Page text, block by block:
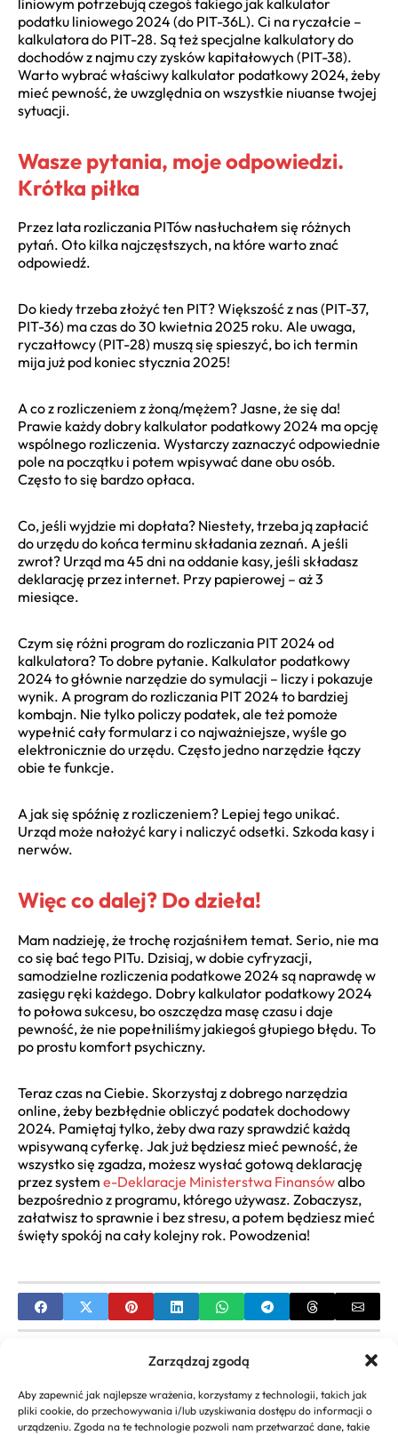
Zarządzaj zgodą
Aby zapewnić jak najlepsze wrażenia, korzystamy z technologii, takich jak
pliki cookie, do przechowywania i/lub uzyskiwania dostępu do informacji o
urządzeniu. Zgoda na te technologie pozwoli nam przetwarzać dane, takie
podatku liniowego 2024 (do PIT-36L). Ci na ryczałcie –
kalkulatora do PIT-28. Są też specjalne kalkulatory do
dochodów z najmu czy zysków kapitałowych (PIT-38).
Warto wybrać właściwy kalkulator podatkowy 2024, żeby
mieć pewność, że uwzględnia on wszystkie niuanse twojej
sytuacji.
Wasze pytania, moje odpowiedzi.
Krótka piłka
Przez lata rozliczania PITów nasłuchałem się różnych
pytań. Oto kilka najczęstszych, na które warto znać
odpowiedź.
Do kiedy trzeba złożyć ten PIT? Większość z nas (PIT-37,
PIT-36) ma czas do 30 kwietnia 2025 roku. Ale uwaga,
ryczałtowcy (PIT-28) muszą się spieszyć, bo ich termin
mija już pod koniec stycznia 2025!
A co z rozliczeniem z żoną/mężem? Jasne, że się da!
Prawie każdy dobry kalkulator podatkowy 2024 ma opcję
wspólnego rozliczenia. Wystarczy zaznaczyć odpowiednie
pole na początku i potem wpisywać dane obu osób.
Często to się bardzo opłaca.
Co, jeśli wyjdzie mi dopłata? Niestety, trzeba ją zapłacić
do urzędu do końca terminu składania zeznań. A jeśli
zwrot? Urząd ma 45 dni na oddanie kasy, jeśli składasz
deklarację przez internet. Przy papierowej – aż 3
miesiące.
Czym się różni program do rozliczania PIT 2024 od
kalkulatora? To dobre pytanie. Kalkulator podatkowy
2024 to głównie narzędzie do symulacji – liczy i pokazuje
wynik. A program do rozliczania PIT 2024 to bardziej
kombajn. Nie tylko policzy podatek, ale też pomoże
wypełnić cały formularz i co najważniejsze, wyśle go
elektronicznie do urzędu. Często jedno narzędzie łączy
obie te funkcje.
A jak się spóźnię z rozliczeniem? Lepiej tego unikać.
Urząd może nałożyć kary i naliczyć odsetki. Szkoda kasy i
nerwów.
Więc co dalej? Do dzieła!
Mam nadzieję, że trochę rozjaśniłem temat. Serio, nie ma
co się bać tego PITu. Dzisiaj, w dobie cyfryzacji,
samodzielne rozliczenia podatkowe 2024 są naprawdę w
zasięgu ręki każdego. Dobry kalkulator podatkowy 2024
to połowa sukcesu, bo oszczędza masę czasu i daje
pewność, że nie popełniliśmy jakiegoś głupiego błędu. To
po prostu komfort psychiczny.
Teraz czas na Ciebie. Skorzystaj z dobrego narzędzia
online, żeby bezbłędnie obliczyć podatek dochodowy
2024. Pamiętaj tylko, żeby dwa razy sprawdzić każdą
wpisywaną cyferkę. Jak już będziesz mieć pewność, że
wszystko się zgadza, możesz wysłać gotową deklarację
przez system e-Deklaracje Ministerstwa Finansówalbo
bezpośrednio z programu, którego używasz. Zobaczysz,
załatwisz to sprawnie i bez stresu, a potem będziesz mieć
święty spokój na cały kolejny rok. Powodzenia!
Przelicznik Netto Brutto 2023: Kalkulator
Wynagrodzeń i ZUS